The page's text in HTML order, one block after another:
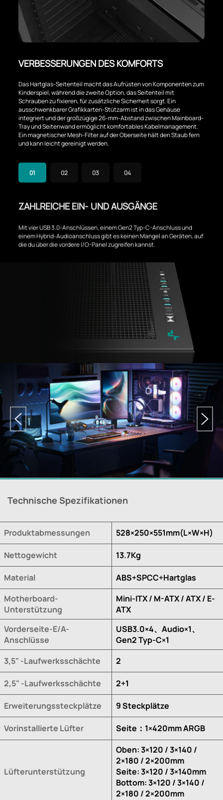
VERBESSERUNGEN DES KOMFORTS
Das Hartglas-Seitenteil macht das Aufrüsten von Komponenten zum
Kinderspiel, während die zweite Option, das Seitenteil mit
Schrauben zu fixieren, für zusätzliche Sicherheit sorgt. Ein
ausschwenkbarer Grafikkarten-Stützarm ist in das Gehäuse
integriert und der großzügige 26-mm-Abstand zwischen Mainboard-
Tray und Seitenwand ermöglicht komfortables Kabelmanagement.
Ein magnetischer Mesh-Filter auf der Oberseite hält den Staub fern
und kann leicht gereinigt werden.
01 02 03 04
ZAHLREICHE EIN- UND AUSGÄNGE
Mit vier USB 3.0-Anschlüssen, einem Gen2 Typ-C-Anschluss und
einem Hybrid-Audioanschluss gibt es keinen Mangel an Geräten, auf
die du über die vordere I/O-Panel zugreifen kannst.
Technische Spezifikationen
Produktabmessungen 528×250×551mm(L×W×H)
Nettogewicht 13.7Kg
Material
ABS+SPCC+Hartglas
Motherboard-
Unterstützung
Mini-ITX / M-ATX / ATX / E-
ATX
Vorderseite-E/A-
Anschlüsse
USB3.0×4、Audio×1、
Gen2 Typ-C×1
3,5" -Laufwerksschächte
2
2,5" -Laufwerksschächte 2+1
Erweiterungssteckplätze 9 Steckplätze
Vorinstallierte Lüfter Seite：1×420mm ARGB
Lüfterunterstützung
Oben: 3×120 / 3×140 /
2×180 / 2×200mm
Seite: 3×120 / 3×140mm
Bottom: 3×120 / 3×140 /
2×180 / 2×200mm